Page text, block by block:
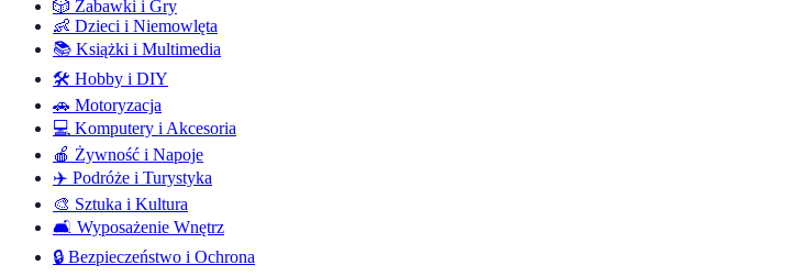
🎲 Zabawki i Gry
👶 Dzieci i Niemowlęta
📚 Książki i Multimedia
🛠️ Hobby i DIY
🚗 Motoryzacja
💻 Komputery i Akcesoria
🍎 Żywność i Napoje
✈️ Podróże i Turystyka
🎨 Sztuka i Kultura
🛋️ Wyposażenie Wnętrz
🔒 Bezpieczeństwo i Ochrona